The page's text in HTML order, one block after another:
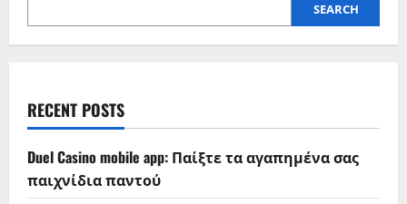
SEARCH
RECENT POSTS
Duel Casino mobile app: Παίξτε τα αγαπημένα σας
παιχνίδια παντού